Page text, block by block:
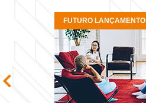
FUTURO LANÇAMENTO